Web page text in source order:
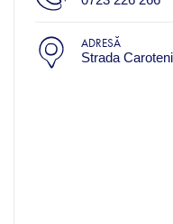
ADRESĂ
Strada